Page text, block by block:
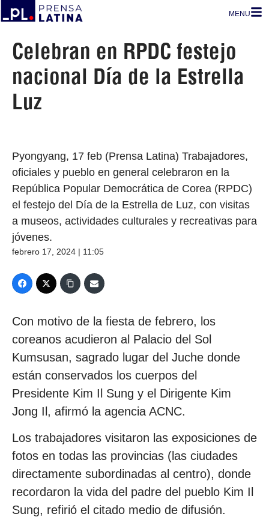
MENU
Celebran en RPDC festejo
nacional Día de la Estrella
Luz
Pyongyang, 17 feb (Prensa Latina) Trabajadores,
oficiales y pueblo en general celebraron en la
República Popular Democrática de Corea (RPDC)
el festejo del Día de la Estrella de Luz, con visitas
a museos, actividades culturales y recreativas para
jóvenes.
febrero 17, 2024 | 11:05
Con motivo de la fiesta de febrero, los
coreanos acudieron al Palacio del Sol
Kumsusan, sagrado lugar del Juche donde
están conservados los cuerpos del
Presidente Kim Il Sung y el Dirigente Kim
Jong Il, afirmó la agencia ACNC.
Los trabajadores visitaron las exposiciones de
fotos en todas las provincias (las ciudades
directamente subordinadas al centro), donde
recordaron la vida del padre del pueblo Kim Il
Sung, refirió el citado medio de difusión.